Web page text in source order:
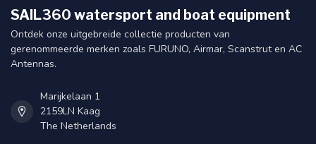
SAIL360 watersport and boat equipment
Ontdek onze uitgebreide collectie producten van
gerenommeerde merken zoals FURUNO, Airmar, Scanstrut en AC
Antennas.
Marijkelaan 1
2159LN Kaag
The Netherlands